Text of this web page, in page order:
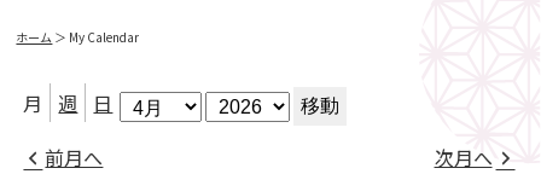
ホーム ＞ My Calendar
月 週 日 月 年
前月へ 次月へ